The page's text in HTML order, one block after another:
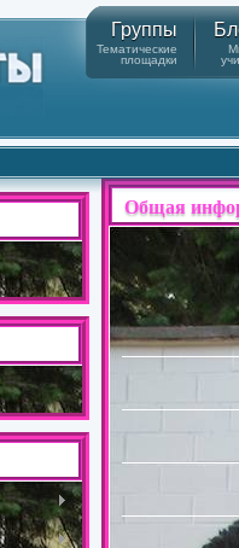
Группы
Тематические
площадки
Общая